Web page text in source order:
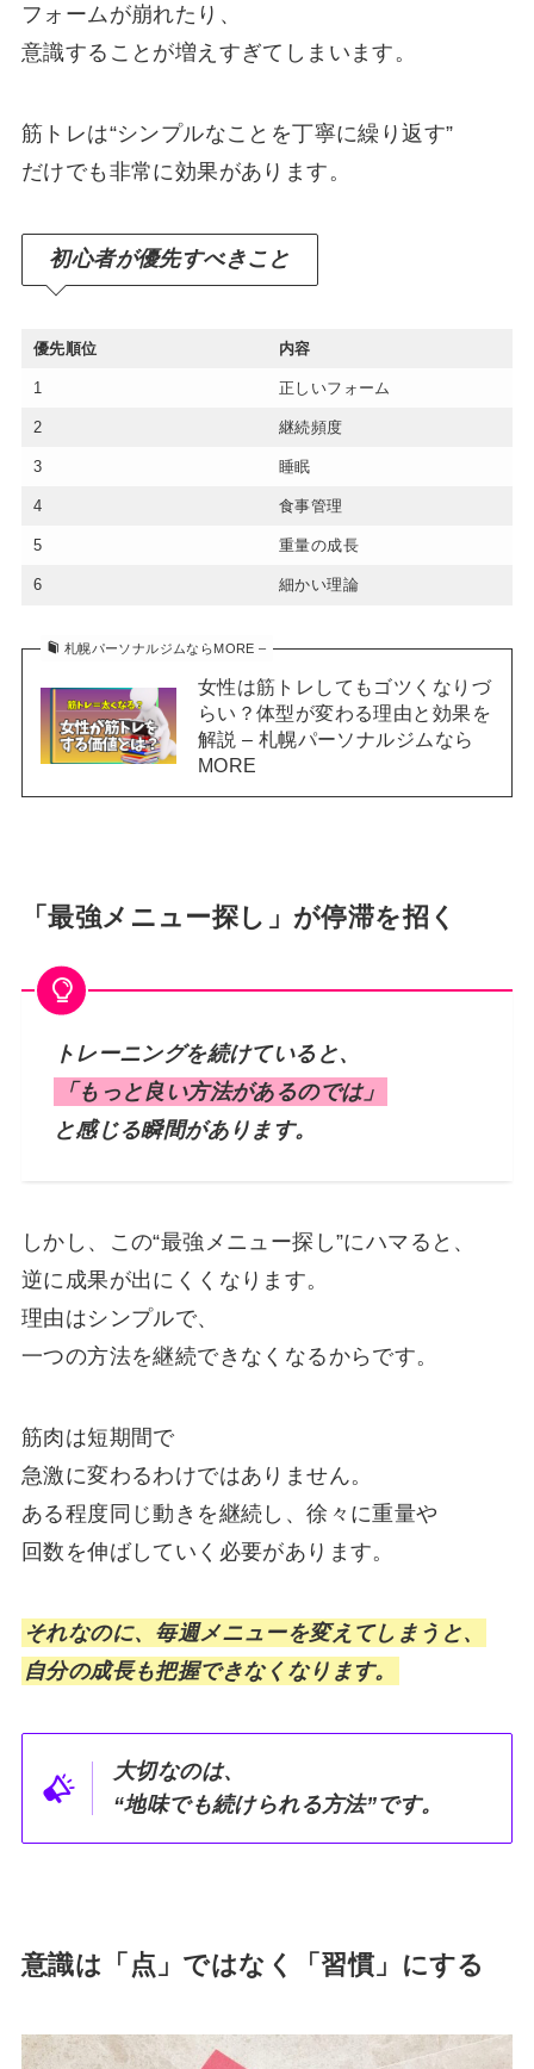
フォームが崩れたり、
意識することが増えすぎてしまいます。
筋トレは“シンプルなことを丁寧に繰り返す”
だけでも非常に効果があります。
初心者が優先すべきこと
優先順位 内容
1 正しいフォーム
2 継続頻度
3 睡眠
4 食事管理
5 重量の成長
6 細かい理論
札幌パーソナルジムならMORE –
女性は筋トレしてもゴツくなりづ
らい？体型が変わる理由と効果を
解説 – 札幌パーソナルジムなら
MORE
「最強メニュー探し」が停滞を招く
トレーニングを続けていると、
「もっと良い方法があるのでは」
と感じる瞬間があります。
しかし、この“最強メニュー探し”にハマると、
逆に成果が出にくくなります。
理由はシンプルで、
一つの方法を継続できなくなるからです。
筋肉は短期間で
急激に変わるわけではありません。
ある程度同じ動きを継続し、徐々に重量や
回数を伸ばしていく必要があります。
それなのに、毎週メニューを変えてしまうと、
自分の成長も把握できなくなります。
大切なのは、
“地味でも続けられる方法”です。
意識は「点」ではなく「習慣」にする